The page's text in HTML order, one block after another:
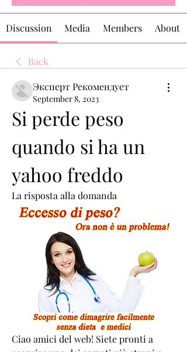
Discussion Media Members About
Back
Эксперт Рекомендует
September 8, 2023
Si perde peso
quando si ha un
yahoo freddo
La risposta alla domanda
Ciao amici del web! Siete pronti a